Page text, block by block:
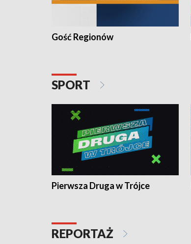
Gość Regionów
SPORT
Pierwsza Druga w Trójce
REPORTAŻ